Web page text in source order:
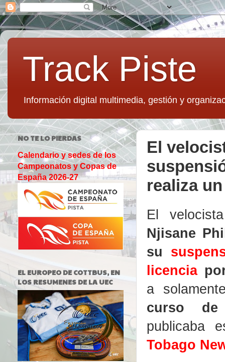
Track Piste
Información digital multimedia, gestión y
El
realiza
El
Njisane
su
licencia
a
curso de
publicaba
Tobago
NO TE LO PIERDAS
Calendario y sedes de los
Campeonatos y Copas de
España 2026-27
EL EUROPEO DE COTTBUS, EN
LOS RESUMENES DE LA UEC